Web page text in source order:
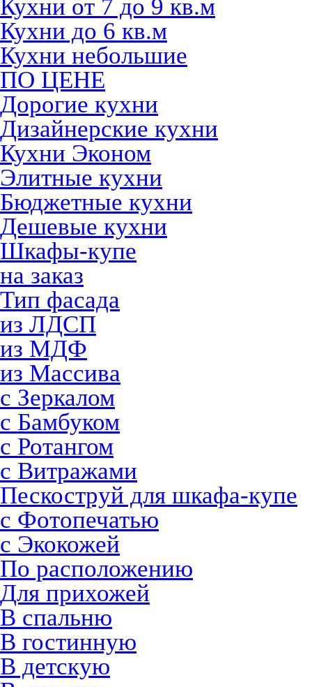
Кухни от 7 до 9 кв.м
Кухни до 6 кв.м
Кухни небольшие
ПО ЦЕНЕ
Дорогие кухни
Дизайнерские кухни
Кухни Эконом
Элитные кухни
Бюджетные кухни
Дешевые кухни
Шкафы-купе
на заказ
Тип фасада
из ЛДСП
из МДФ
из Массива
с Зеркалом
с Бамбуком
с Ротангом
с Витражами
Пескоструй для шкафа-купе
с Фотопечатью
с Экокожей
По расположению
Для прихожей
В спальню
В гостинную
В детскую